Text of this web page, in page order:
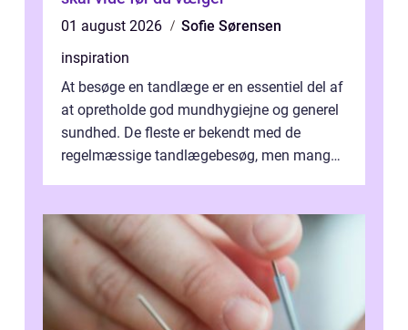
01 august 2026
Sofie Sørensen
inspiration
At besøge en tandlæge er en essentiel del af
at opretholde god mundhygiejne og generel
sundhed. De fleste er bekendt med de
regelmæssige tandlægebesøg, men mange